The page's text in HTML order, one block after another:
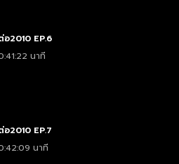
อ2010 EP.6
นาที
อ2010 EP.7
นาที